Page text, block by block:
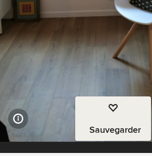
Sauvegarder